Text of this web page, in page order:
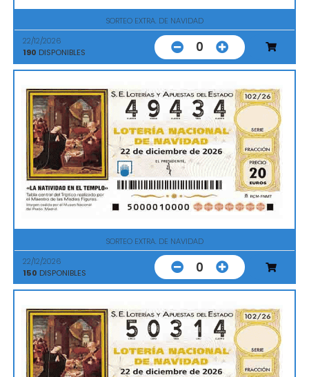
SORTEO EXTRA. DE NAVIDAD
22/12/2026
190 DISPONIBLES 0
SORTEO EXTRA. DE NAVIDAD
22/12/2026
150 DISPONIBLES 0